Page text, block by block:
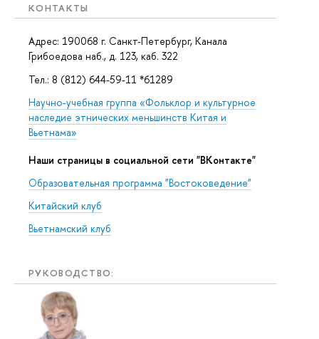
КОНТАКТЫ
Адрес: 190068 г. Санкт-Петербург, Канала
Грибоедова наб., д. 123, каб. 322
Тел.: 8 (812) 644-59-11 *61289
Научно-учебная группа «Фольклор и культурное
наследие этнических меньшинств Китая и
Вьетнама»
Наши страницы в социальной сети "ВКонтакте"
Образовательная программа "Востоковедение"
Китайский клуб
Вьетнамский клуб
РУКОВОДСТВО: